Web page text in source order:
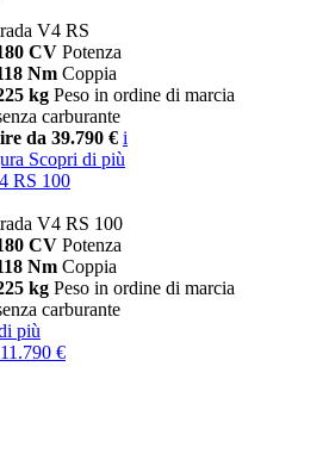
V4 RS
CV Potenza
Nm Coppia
kg Peso in ordine di marcia
carburante
da 39.790 € i
Scopri di più
RS 100
V4 RS 100
CV Potenza
Nm Coppia
kg Peso in ordine di marcia
carburante
più
€